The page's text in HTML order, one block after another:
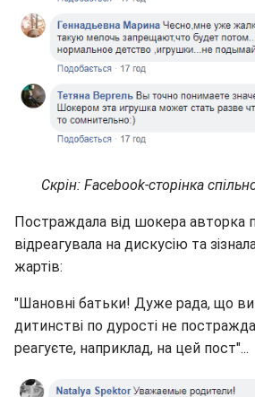
Скрін: Facebook-сторінка
Постраждала від шокера авторка
відреагувала на дискусію та
жартів:
"Шановні батьки! Дуже рада, що
дитинстві по дурості не
реагуєте, наприклад, на цей пост"...